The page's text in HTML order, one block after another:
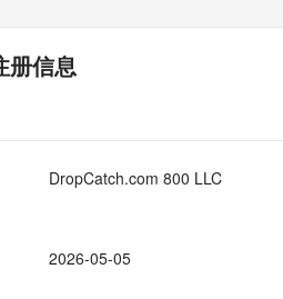
信息
DropCatch.com 800 LLC
2026-05-05
云解析DNS